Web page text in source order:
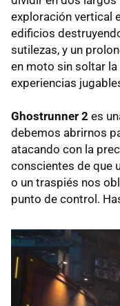
exploración vertical
edificios
sutilezas, y un
en moto sin soltar la
experiencias
Ghostrunner 2 es
debemos abrirnos
atacando con la
conscientes de que
o un traspiés nos
punto de control.